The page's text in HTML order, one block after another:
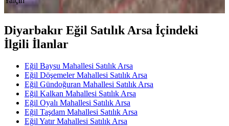
Diyarbakır Eğil Satılık Arsa İçindeki
İlgili İlanlar
Eğil Baysu Mahallesi Satılık Arsa
Eğil Döşemeler Mahallesi Satılık Arsa
Eğil Gündoğuran Mahallesi Satılık Arsa
Eğil Kalkan Mahallesi Satılık Arsa
Eğil Oyalı Mahallesi Satılık Arsa
Eğil Taşdam Mahallesi Satılık Arsa
Eğil Yatır Mahallesi Satılık Arsa